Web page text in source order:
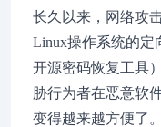
长久以来，网络攻
Linux操作系统的定
开源密码恢复工具
胁行为者在恶意软
变得越来越方便了